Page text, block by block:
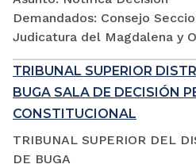
Demandados: Consejo
Judicatura del Magdalena y
TRIBUNAL SUPERIOR
BUGA SALA DE DECISIÓN
CONSTITUCIONAL
TRIBUNAL SUPERIOR DEL
DE BUGA